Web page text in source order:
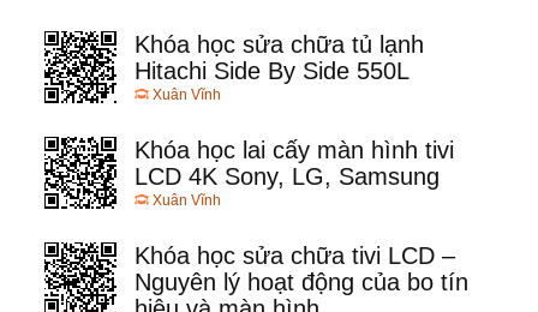
Khóa học sửa chữa tủ lạnh
Hitachi Side By Side 550L
Xuân Vĩnh
Khóa học lai cấy màn hình tivi
LCD 4K Sony, LG, Samsung
Xuân Vĩnh
Khóa học sửa chữa tivi LCD –
Nguyên lý hoạt động của bo tín